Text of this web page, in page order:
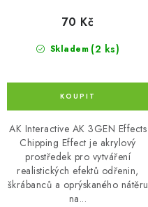
Skladem (2 ks)
70 Kč
AK Interactive AK 3GEN Effects
Chipping Effect je akrylový
prostředek pro vytváření
realistických efektů odřenin,
škrábanců a oprýskaného nátěru
na...